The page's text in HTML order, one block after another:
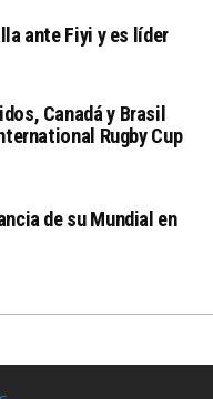
ante Fiyi y es líder
Canadá y Brasil
Rugby Cup
de su Mundial en